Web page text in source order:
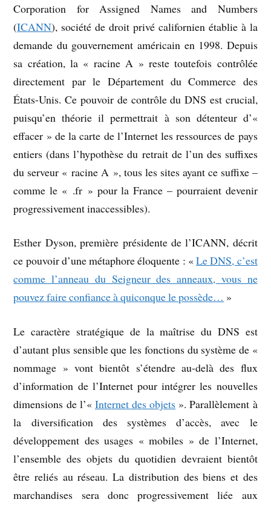
Corporation for Assigned Names and Numbers
(ICANN), société de droit privé californien établie à la
demande du gouvernement américain en 1998. Depuis
sa création, la « racine A » reste toutefois contrôlée
directement par le Département du Commerce des
États-Unis. Ce pouvoir de contrôle du DNS est crucial,
puisqu’en théorie il permettrait à son détenteur d’«
effacer » de la carte de l’Internet les ressources de pays
entiers (dans l’hypothèse du retrait de l’un des suffixes
du serveur « racine A », tous les sites ayant ce suffixe –
comme le « .fr » pour la France – pourraient devenir
progressivement inaccessibles).
Esther Dyson, première présidente de l’ICANN, décrit
ce pouvoir d’une métaphore éloquente : «Le DNS, c’est
comme l’anneau du Seigneur des anneaux, vous ne
pouvez faire confiance à quiconque le possède… »
Le caractère stratégique de la maîtrise du DNS est
d’autant plus sensible que les fonctions du système de «
nommage » vont bientôt s’étendre au-delà des flux
d’information de l’Internet pour intégrer les nouvelles
dimensions de l’« Internet des objets ». Parallèlement à
la diversification des systèmes d’accès, avec le
développement des usages « mobiles » de l’Internet,
l’ensemble des objets du quotidien devraient bientôt
être reliés au réseau. La distribution des biens et des
marchandises sera donc progressivement liée aux